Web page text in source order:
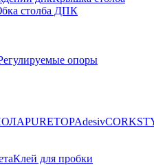
столба ДПК
опоры
PURETOPAdesiv
Клей для пробки